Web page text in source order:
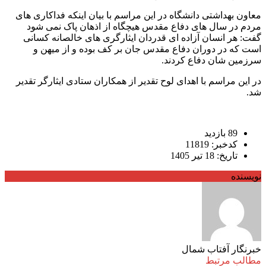
معاون بهداشتی دانشگاه در این مراسم با بیان اینکه فداکاری های
مردم در سال های دفاع مقدس هیچگاه از اذهان پاک نمی شود
گفت: هر انسان آزاده ای قدردان ایثارگری های خالصانه کسانی
است که در دوران دفاع مقدس جان بر کف بوده و از میهن و
سرزمین شان دفاع کردند.
در این مراسم با اهدای لوح تقدیر از همکاران ستادی ایثارگر تقدیر
شد.
89 بازدید
کدخبر: 11819
تاریخ: 18 تیر 1405
نویسنده
خبرنگار آفتاب شمال
مطالب مرتبط